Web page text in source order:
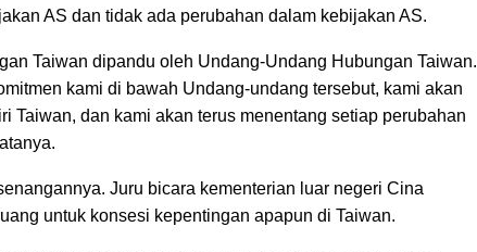
AS dan tidak ada perubahan dalam kebijakan AS.
Taiwan dipandu oleh Undang-Undang Hubungan Taiwan.
kami di bawah Undang-undang tersebut, kami akan
Taiwan, dan kami akan terus menentang setiap perubahan
Juru bicara kementerian luar negeri Cina
untuk konsesi kepentingan apapun di Taiwan.